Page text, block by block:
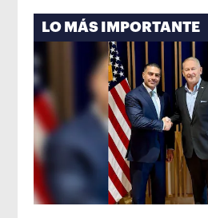
LO MÁS IMPORTANTE